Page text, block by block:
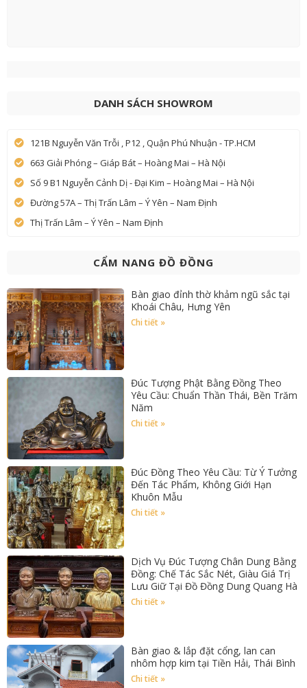
DANH SÁCH SHOWROM
121B Nguyễn Văn Trỗi , P12 , Quận Phú Nhuận - TP.HCM
663 Giải Phóng – Giáp Bát – Hoàng Mai – Hà Nội
Số 9 B1 Nguyễn Cảnh Dị - Đại Kim – Hoàng Mai – Hà Nội
Đường 57A – Thị Trấn Lâm – Ý Yên – Nam Định
Thị Trấn Lâm – Ý Yên – Nam Định
CẨM NANG ĐỒ ĐỒNG
Bàn giao đỉnh thờ khảm ngũ sắc tại
Khoái Châu, Hưng Yên
Chi tiết »
Đúc Tượng Phật Bằng Đồng Theo
Yêu Cầu: Chuẩn Thần Thái, Bền Trăm
Năm
Chi tiết »
Đúc Đồng Theo Yêu Cầu: Từ Ý Tưởng
Đến Tác Phẩm, Không Giới Hạn
Khuôn Mẫu
Chi tiết »
Dịch Vụ Đúc Tượng Chân Dung Bằng
Đồng: Chế Tác Sắc Nét, Giàu Giá Trị
Lưu Giữ Tại Đồ Đồng Dung Quang Hà
Chi tiết »
Bàn giao & lắp đặt cổng, lan can
nhôm hợp kim tại Tiền Hải, Thái Bình
Chi tiết »